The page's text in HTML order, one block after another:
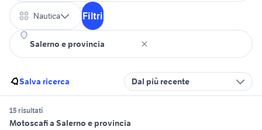
Nautica Filtri
Salva ricerca Dal più recente
15 risultati
Motoscafi a Salerno e provincia